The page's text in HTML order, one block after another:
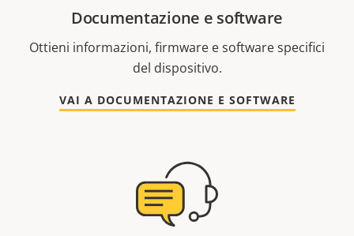
Documentazione e software
Ottieni informazioni, firmware e software specifici
del dispositivo.
VAI A DOCUMENTAZIONE E SOFTWARE